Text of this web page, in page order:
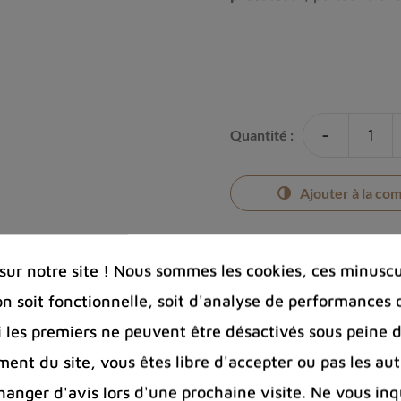
Quantité : -
Ajouter à la
Photos
Port offert
100 € pour
Entreprise
notre site ! Nous sommes les cookies, ces
soit fonctionnelle, soit d'analyse de performances
les premiers ne peuvent être désactivés sous peine
du site, vous êtes libre d'accepter ou pas les
d'avis lors d'une prochaine visite. Ne vous